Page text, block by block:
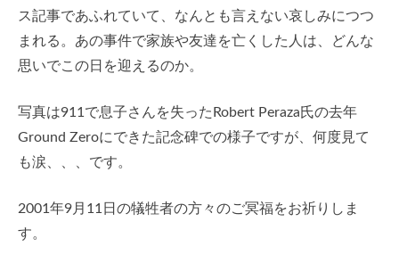
ス記事であふれていて、なんとも言えない哀しみにつつ
まれる。あの事件で家族や友達を亡くした人は、どんな
思いでこの日を迎えるのか。
写真は911で息子さんを失ったRobert Peraza氏の去年
Ground Zeroにできた記念碑での様子ですが、何度見て
も涙、、、です。
2001年9月11日の犠牲者の方々のご冥福をお祈りしま
す。